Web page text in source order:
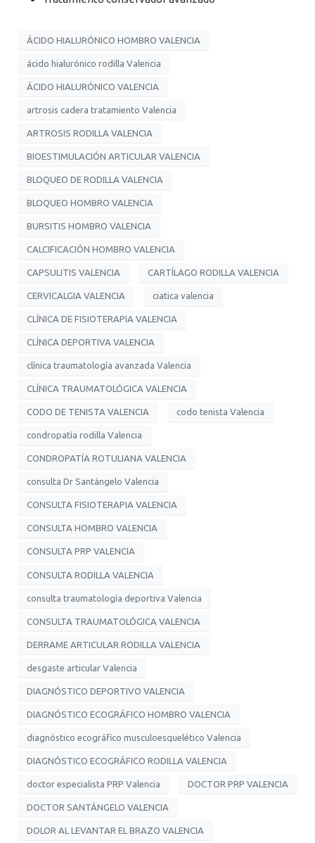
ÁCIDO HIALURÓNICO HOMBRO VALENCIA
ácido hialurónico rodilla Valencia
ÁCIDO HIALURÓNICO VALENCIA
artrosis cadera tratamiento Valencia
ARTROSIS RODILLA VALENCIA
BIOESTIMULACIÓN ARTICULAR VALENCIA
BLOQUEO DE RODILLA VALENCIA
BLOQUEO HOMBRO VALENCIA
BURSITIS HOMBRO VALENCIA
CALCIFICACIÓN HOMBRO VALENCIA
CAPSULITIS VALENCIA CARTÍLAGO RODILLA VALENCIA
CERVICALGIA VALENCIA ciatica valencia
CLÍNICA DE FISIOTERAPIA VALENCIA
CLÍNICA DEPORTIVA VALENCIA
clínica traumatología avanzada Valencia
CLÍNICA TRAUMATOLÓGICA VALENCIA
CODO DE TENISTA VALENCIA codo tenista Valencia
condropatía rodilla Valencia
CONDROPATÍA ROTULIANA VALENCIA
consulta Dr Santángelo Valencia
CONSULTA FISIOTERAPIA VALENCIA
CONSULTA HOMBRO VALENCIA
CONSULTA PRP VALENCIA
CONSULTA RODILLA VALENCIA
consulta traumatología deportiva Valencia
CONSULTA TRAUMATOLÓGICA VALENCIA
DERRAME ARTICULAR RODILLA VALENCIA
desgaste articular Valencia
DIAGNÓSTICO DEPORTIVO VALENCIA
DIAGNÓSTICO ECOGRÁFICO HOMBRO VALENCIA
diagnóstico ecográfico musculoesquelético Valencia
DIAGNÓSTICO ECOGRÁFICO RODILLA VALENCIA
doctor especialista PRP Valencia DOCTOR PRP VALENCIA
DOCTOR SANTÁNGELO VALENCIA
DOLOR AL LEVANTAR EL BRAZO VALENCIA